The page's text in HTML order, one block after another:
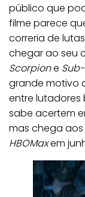
público que
filme parece
correria de
chegar ao seu
Scorpione
grande motivo
entre lutadores
sabe acertem
mas chega
HBOMaxem